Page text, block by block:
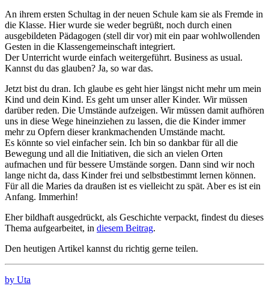
An ihrem ersten Schultag in der neuen Schule kam sie als Fremde in
die Klasse. Hier wurde sie weder begrüßt, noch durch einen
ausgebildeten Pädagogen (stell dir vor) mit ein paar wohlwollenden
Gesten in die Klassengemeinschaft integriert.
Der Unterricht wurde einfach weitergeführt. Business as usual.
Kannst du das glauben? Ja, so war das.
Jetzt bist du dran. Ich glaube es geht hier längst nicht mehr um mein
Kind und dein Kind. Es geht um unser aller Kinder. Wir müssen
darüber reden. Die Umstände aufzeigen. Wir müssen damit aufhören
uns in diese Wege hineinziehen zu lassen, die die Kinder immer
mehr zu Opfern dieser krankmachenden Umstände macht.
Es könnte so viel einfacher sein. Ich bin so dankbar für all die
Bewegung und all die Initiativen, die sich an vielen Orten
aufmachen und für bessere Umstände sorgen. Dann sind wir noch
lange nicht da, dass Kinder frei und selbstbestimmt lernen können.
Für all die Maries da draußen ist es vielleicht zu spät. Aber es ist ein
Anfang. Immerhin!
Eher bildhaft ausgedrückt, als Geschichte verpackt, findest du dieses
Thema aufgearbeitet, in diesem Beitrag.
Den heutigen Artikel kannst du richtig gerne teilen.
by Uta